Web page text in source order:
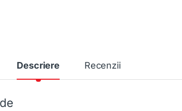
Descriere Recenzii